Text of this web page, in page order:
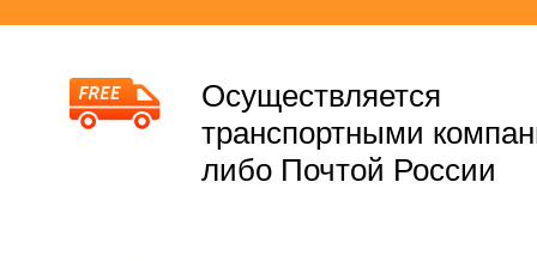
Осуществляется
транспортными
либо Почтой России